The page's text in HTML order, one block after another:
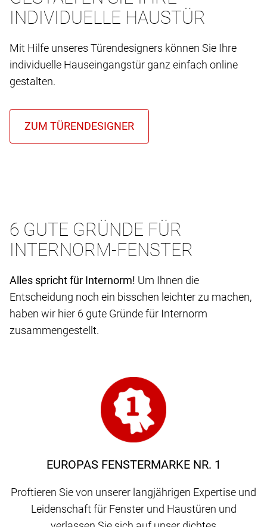
INDIVIDUELLE HAUSTÜR
Mit Hilfe unseres Türendesigners können Sie Ihre
individuelle Hauseingangstür ganz einfach online
gestalten.
6 GUTE GRÜNDE FÜR
INTERNORM-FENSTER
Alles spricht für Internorm! Um Ihnen die
Entscheidung noch ein bisschen leichter zu machen,
haben wir hier 6 gute Gründe für Internorm
zusammengestellt.
EUROPAS FENSTERMARKE NR. 1
Proftieren Sie von unserer langjährigen Expertise und
Leidenschaft für Fenster und Haustüren und